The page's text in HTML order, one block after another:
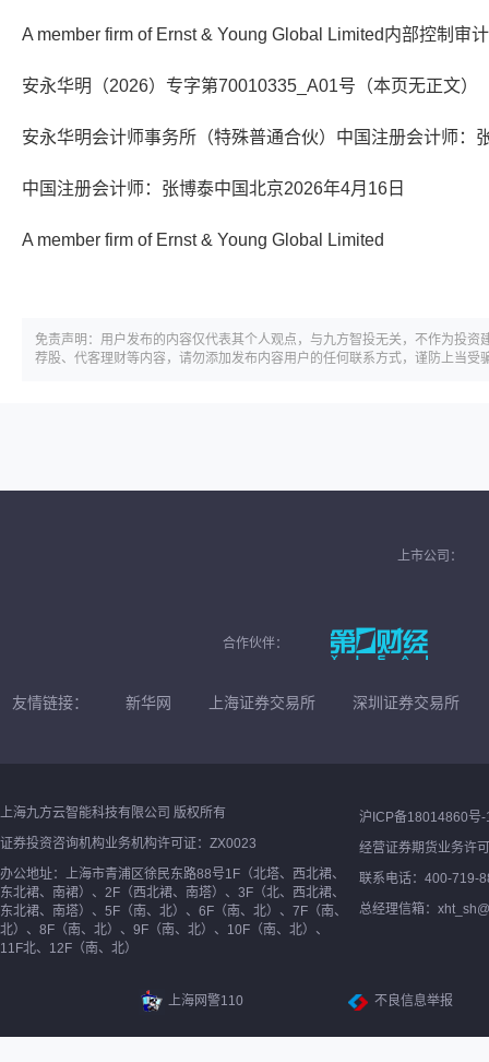
A member firm of Ernst & Young Global Limited内部控制审
安永华明（2026）专字第70010335_A01号（本页无正文）
安永华明会计师事务所（特殊普通合伙）中国注册会计师：
中国注册会计师：张博泰中国北京2026年4月16日
A member firm of Ernst & Young Global Limited
免责声明：用户发布的内容仅代表其个人观点，与九方智投无关，不作为投
荐股、代客理财等内容，请勿添加发布内容用户的任何联系方式，谨防上当受
上市公司：
合作伙伴：
友情链接： 新华网 上海证券交易所 深圳证券交易所
上海九方云智能科技有限公司 版权所有
证券投资咨询机构业务机构许可证：ZX0023
办公地址：上海市青浦区徐民东路88号1F（北塔、西北裙、
东北裙、南裙）、2F（西北裙、南塔）、3F（北、西北裙、
东北裙、南塔）、5F（南、北）、6F（南、北）、7F（南、
北）、8F（南、北）、9F（南、北）、10F（南、北）、
11F北、12F（南、北）
沪ICP备18014860号-
经营证券期货业务许
联系电话：400-719-
总经理信箱：
上海网警110 不良信息举报